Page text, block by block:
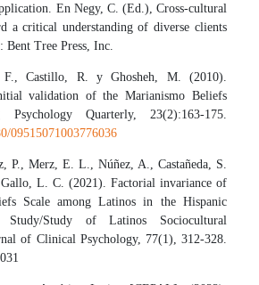
En Negy, C. (Ed.), Cross-cultural
a critical understanding of diverse clients
Tree Press, Inc.
Castillo, R. y Ghosheh, M. (2010).
validation of the Marianismo Beliefs
Psychology Quarterly, 23(2):163-175.
09515071003776036
P., Merz, E. L., Núñez, A., Castañeda, S.
L. C. (2021). Factorial invariance of
Scale among Latinos in the Hispanic
Study/Study of Latinos Sociocultural
of Clinical Psychology, 77(1), 312-328.